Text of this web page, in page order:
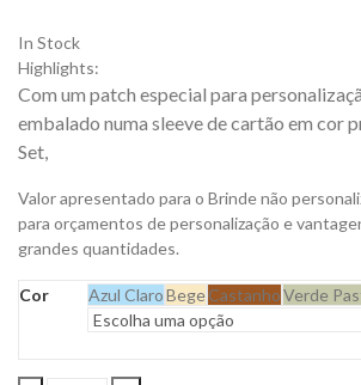
In Stock
Highlights:
Com um patch especial para
embalado numa sleeve de cartão em cor
Set,
Valor apresentado para o Brinde não
para orçamentos de personalização e
grandes quantidades.
Cor Azul ClaroBegeCastanhoVerde